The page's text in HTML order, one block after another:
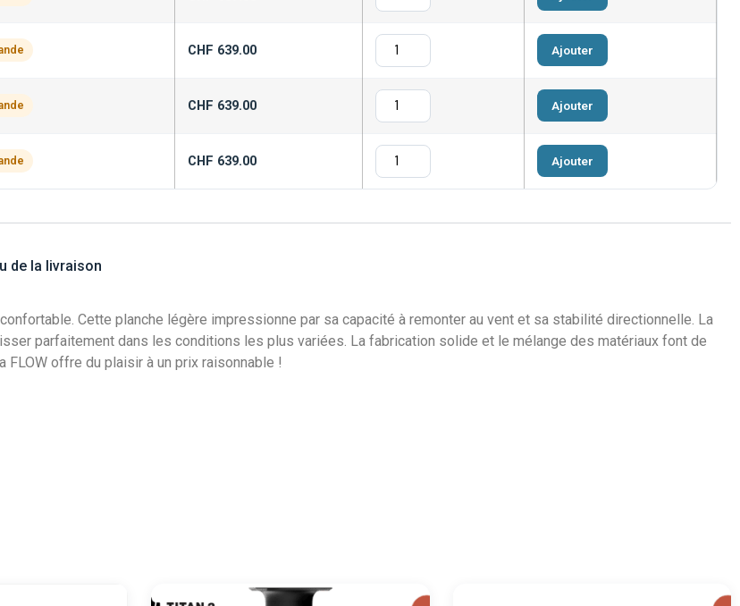
CHF 639.00 Ajouter
CHF 639.00 Ajouter
CHF 639.00 Ajouter
de la livraison
Cette planche légère impressionne par sa capacité à remonter au vent et sa stabilité directionnelle. La
parfaitement dans les conditions les plus variées. La fabrication solide et le mélange des matériaux font de
offre du plaisir à un prix raisonnable !